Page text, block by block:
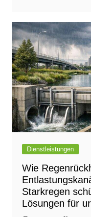
Dienstleistungen
Wie
Starkregen
Lösungen für